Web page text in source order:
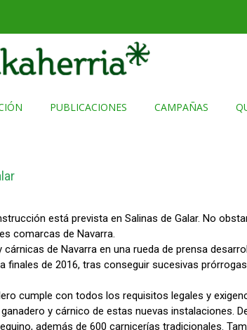
PUBLICACIONES CAMPAÑAS
está prevista en Salinas de Galar. No
comarcas de Navarra.
de Navarra en una rueda de prensa
finales de 2016, tras conseguir sucesivas
cumple con todos los requisitos legales y
y cárnico de estas nuevas instalaciones.
además de 600 carnicerías tradicionales.